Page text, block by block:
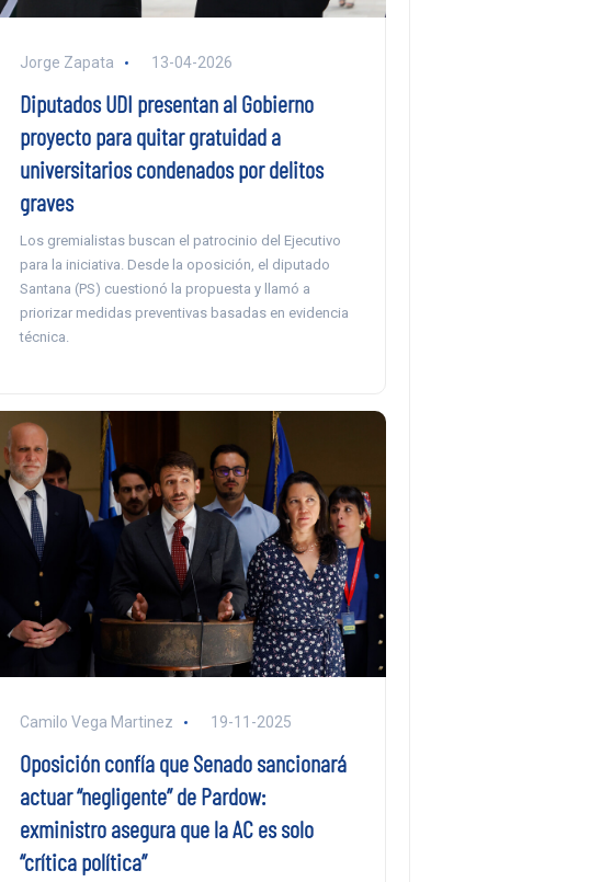
Jorge Zapata 13-04-2026
Diputados UDI presentan al Gobierno
proyecto para quitar gratuidad a
universitarios condenados por delitos
graves
Los gremialistas buscan el patrocinio del Ejecutivo
para la iniciativa. Desde la oposición, el diputado
Santana (PS) cuestionó la propuesta y llamó a
priorizar medidas preventivas basadas en evidencia
técnica.
Camilo Vega Martinez 19-11-2025
Oposición confía que Senado sancionará
actuar “negligente” de Pardow:
exministro asegura que la AC es solo
“crítica política”